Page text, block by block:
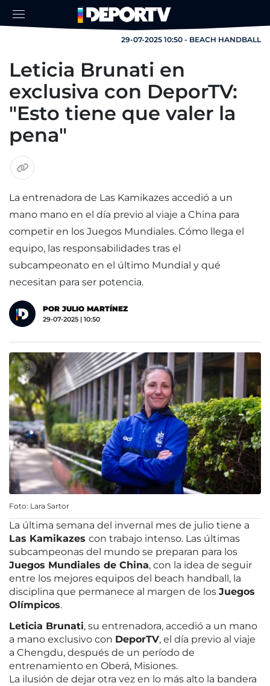
29-07-2025 10:50 - BEACH HANDBALL
Leticia Brunati en
exclusiva con DeporTV:
"Esto tiene que valer la
pena"
La entrenadora de Las Kamikazes accedió a un
mano mano en el día previo al viaje a China para
competir en los Juegos Mundiales. Cómo llega el
equipo, las responsabilidades tras el
subcampeonato en el último Mundial y qué
necesitan para ser potencia.
POR JULIO MARTÍNEZ
29-07-2025 | 10:50
Foto: Lara Sartor
La última semana del invernal mes de julio tiene a
Las Kamikazes con trabajo intenso. Las últimas
subcampeonas del mundo se preparan para los
Juegos Mundiales de China, con la idea de seguir
entre los mejores equipos del beach handball, la
disciplina que permanece al margen de los Juegos
Olímpicos.
Leticia Brunati, su entrenadora, accedió a un mano
a mano exclusivo con DeporTV, el día previo al viaje
a Chengdu, después de un período de
entrenamiento en Oberá, Misiones.
La ilusión de dejar otra vez en lo más alto la bandera